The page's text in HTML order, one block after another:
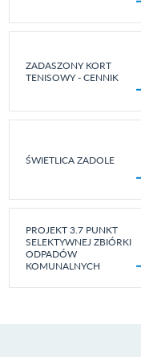
ZADASZONY KORT
TENISOWY - CENNIK
ŚWIETLICA ZADOLE
PROJEKT 3.7 PUNKT
SELEKTYWNEJ ZBIÓRKI
ODPADÓW
KOMUNALNYCH